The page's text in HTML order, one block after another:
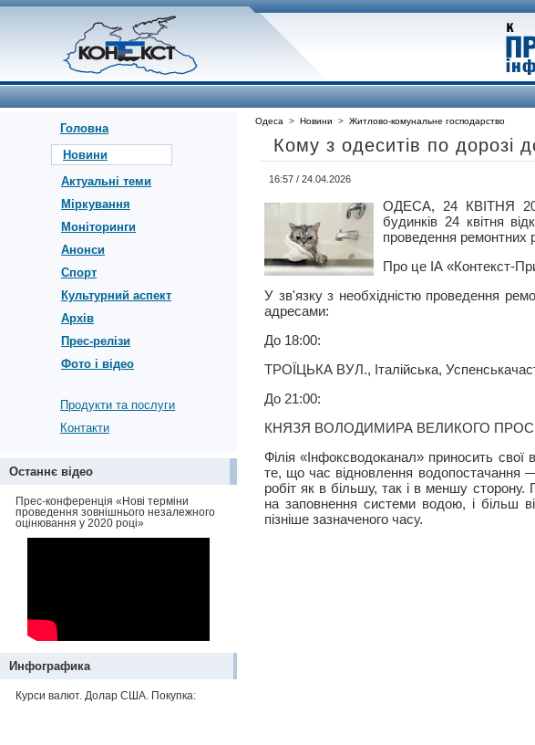
Головна
Новини
Актуальні теми
Міркування
Моніторинги
Анонси
Спорт
Культурний аспект
Архів
Прес-релізи
Фото і відео
Продукти та послуги
Контакти
Останнє відео
Прес-конференція «Нові терміни
проведення зовнішнього незалежного
оцінювання у 2020 році»
Инфографика
Курси валют. Долар США. Покупка:
Одеса > Новини > Житлово-комунальне господарство
Кому з одеситів по дорозі
16:57 / 24.04.2026
ОДЕСА, 24 КВІТНЯ
будинків 24 квітня
проведення ремонтних
Про це ІА «Контекст-
У зв'язку з необхідністю проведення
адресами:
До 18:00:
ТРОЇЦЬКА ВУЛ., Італійська,
До 21:00:
КНЯЗЯ ВОЛОДИМИРА ВЕЛИКОГО
Філія «Інфоксводоканал» приносить свої
те, що час відновлення водопостачання
робіт як в більшу, так і в меншу
на заповнення системи водою, і більш
пізніше зазначеного часу.